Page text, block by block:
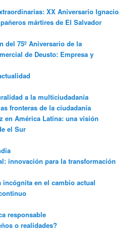
XX Aniversario Ignacio
mártires de El Salvador
del 75º Aniversario de la
de Deusto: Empresa y
a la multiciudadania
fronteras de la ciudadanía
en América Latina: una visión
el Sur
innovación para la transformación
incógnita en el cambio actual
responsable
o realidades?